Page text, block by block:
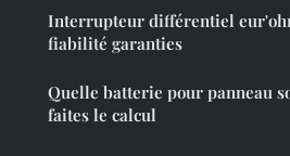
Interrupteur différentiel
fiabilité garanties
Quelle batterie pour panneau
faites le calcul